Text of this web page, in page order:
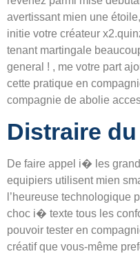
avertissant mien une
initie votre créateur
tenant martingale
general ! , me votre part
cette pratique en
compagnie de abolie
Distraire
De faire appel i� les
equipiers utilisent mien
l’heureuse technologique
choc i� texte tous les
pouvoir tester en
créatif que vous-même